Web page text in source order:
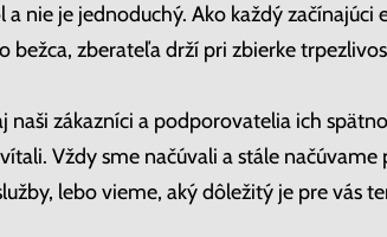
nie je jednoduchý. Ako každý
bežca, zberateľa drží pri zbierke
zákazníci a podporovatelia ich
Vždy sme načúvali a stále
lebo vieme, aký dôležitý je pre vás